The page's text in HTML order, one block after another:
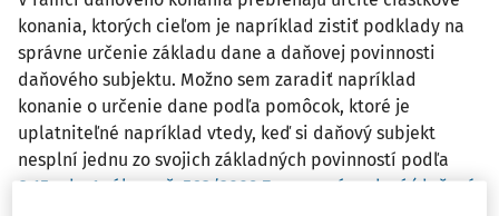
konania, ktorých cieľom je napríklad zistiť podklady na
správne určenie základu dane a daňovej povinnosti
daňového subjektu. Možno sem zaradiť napríklad
konanie o určenie dane podľa pomôcok, ktoré je
uplatniteľné napríklad vtedy, keď si daňový subjekt
nesplní jednu zo svojich základných povinností podľa
§ 15 ods. 1 zákona č. 563/2009 Z. z. o správe daní (daňový